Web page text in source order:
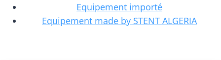
Equipement importé
Equipement made by STENT ALGERIA